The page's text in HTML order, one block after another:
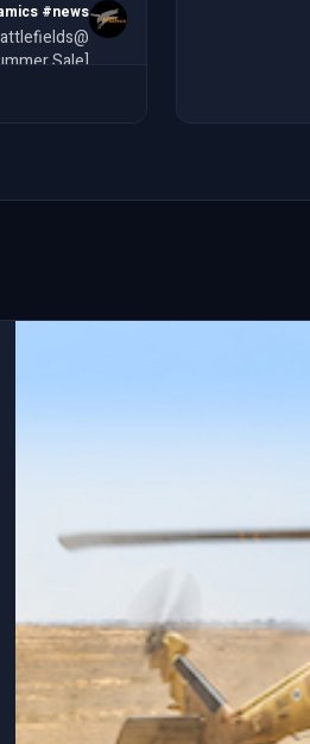
#news
Sale]
off all
#news
products a
#news
a limited
air
#updates
#news